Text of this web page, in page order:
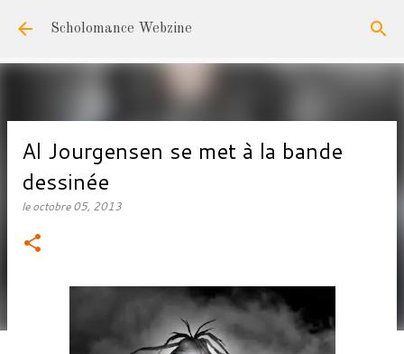
Accéder au contenu principal
Scholomance Webzine
Al Jourgensen se met à la bande
dessinée
leoctobre 05, 2013